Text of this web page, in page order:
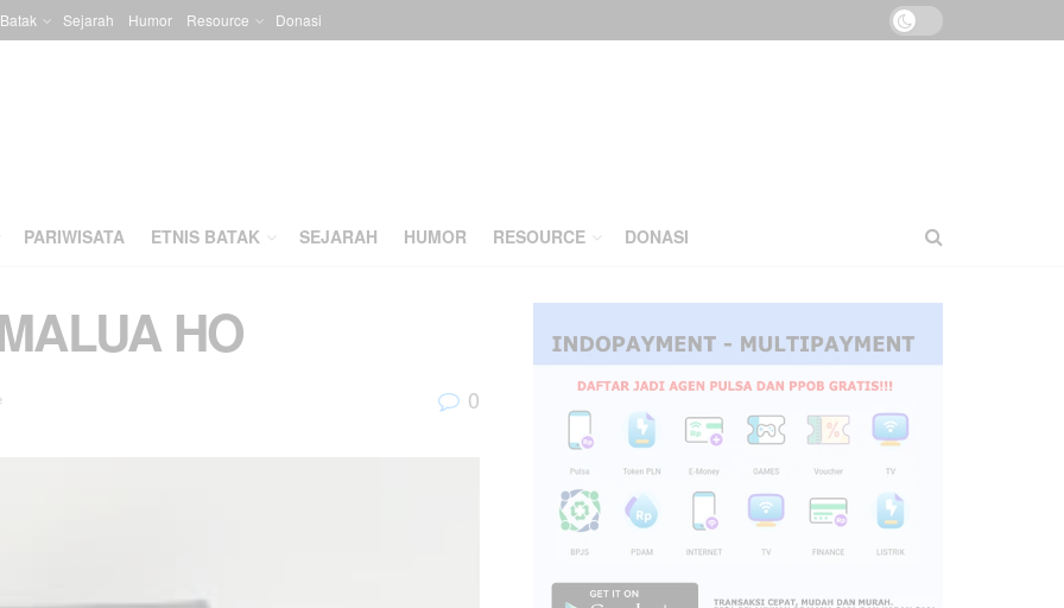
Sejarah Humor Resource Donasi
PARIWISATA ETNIS BATAK SEJARAH HUMOR RESOURCE DONASI
HO
0